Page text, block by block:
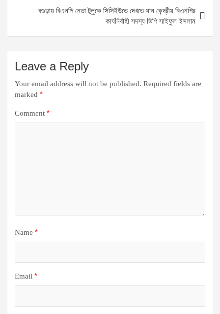
বগুড়ায় বিএনপি নেতা টুলুকে সিসিইউতে দেখতে যান কেন্দ্রীয় বিএনপির
কার্যনির্বাহী সদস্য ভিপি সাইফুল ইসলাম
Leave a Reply
Your email address will not be published. Required fields are
marked *
Comment *
Name *
Email *